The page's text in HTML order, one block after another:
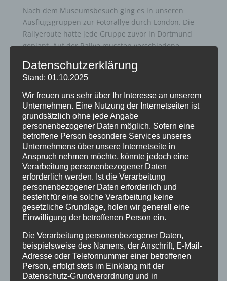
Nach dem Museumsbesuch ging es in unseren
Ausflugsgruppen zur Fotorallye durch London. Die
Rallyeroute hatte jede Gruppe zuvor in Dortmund
geplant. Auf der Rallye mussten verschiedene
en
besuc
werde
n, wie
der
Buckingham Palace, die Tower Bridge oder die
Houses of Parliament.
Im Anschluss haben sich alle Gruppen am London
Eye, dem Londoner Riesenrad an der Themse,
Höhepunkt der ganzen Fahrt: Es war wunderschön
und draußen schon dunkel, weshalb die Lichter
noch viel heller und schöner schienen und zur
Geltung kamen. Natürlich macht das Team des
Datenschutzerklärung
Stand: 01.10.2025
Wir freuen uns sehr über Ihr Interesse an unserem
Unternehmen. Eine Nutzung der Internetseiten ist
grundsätzlich ohne jede Angabe
personenbezogener Daten möglich. Sofern eine
betroffene Person besondere Services unseres
Unternehmens über unsere Internetseite in
Anspruch nehmen möchte, könnte jedoch eine
Verarbeitung personenbezogener Daten
erforderlich werden. Ist die Verarbeitung
personenbezogener Daten erforderlich und
besteht für eine solche Verarbeitung keine
gesetzliche Grundlage, holen wir generell eine
Einwilligung der betroffenen Person ein.
Die Verarbeitung personenbezogener Daten,
beispielsweise des Namens, der Anschrift, E-Mail-
Adresse oder Telefonnummer einer betroffenen
Person, erfolgt stets im Einklang mit der
Datenschutz-Grundverordnung und in